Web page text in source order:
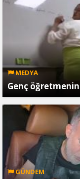
MEDYA
Genç öğretmenin
GÜNDEM